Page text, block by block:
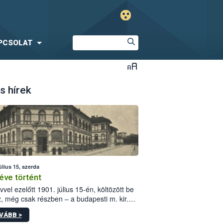
hírek
15, szerda
történt
ezelőtt 1901. július 15-én, költözött be
még csak részben – a budapesti m. kir.
állomás a Kis Rókus utca
alatti, Czigler Győző által tervezett új
>